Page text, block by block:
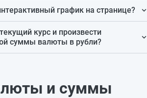
HKD в RUB стоит 4 424.86 RUB.
после установления
график на странице?
помогает наглядно увидеть
курса за последние месяцы и
курс и произвести
суммы валюты в рубли?
по сегодняшнему курсу.
и суммы